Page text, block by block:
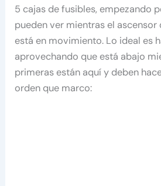
5 cajas de fusibles, empezando
pueden ver mientras el
está en movimiento. Lo ideal es
aprovechando que está abajo
primeras están aquí y deben
orden que marco: